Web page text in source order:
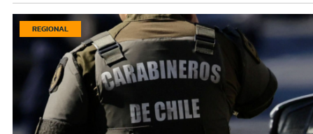
REGIONAL